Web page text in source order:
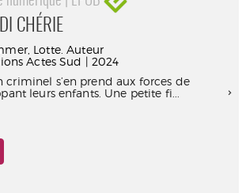
CHÉRIE
Lotte. Auteur
Actes Sud | 2024
criminel s’en prend aux forces de
leurs enfants. Une petite fi...